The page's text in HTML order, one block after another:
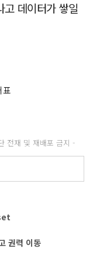
고 데이터가 쌓일
전재 및 재배포 금지 -
권력 이동